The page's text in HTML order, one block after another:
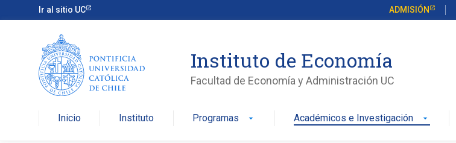
Ir al sitio UC ADMISIÓN
Instituto de Economía
Facultad de Economía y Administración UC
Inicio Instituto Programas arrow_drop_down Académicos e Investigación arrow_drop_down